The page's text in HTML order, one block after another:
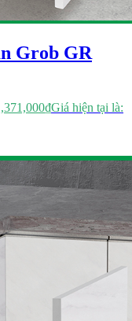
Grob GR
₫Giá hiện tại là: